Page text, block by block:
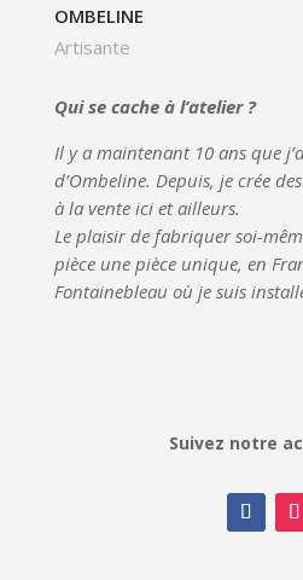
OMBELINE
Artisante
Qui se cache à l’atelier ?
Il y a maintenant 10 ans que
d’Ombeline. Depuis, je crée
à la vente ici et ailleurs.
Le plaisir de fabriquer soi-
pièce une pièce unique, en
Fontainebleau où je suis
Suivez notre